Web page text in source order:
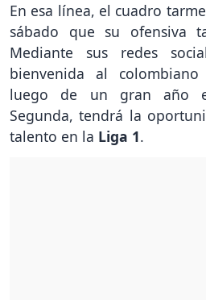
En esa línea, el cuadro
sábado que su ofensiva
Mediante sus redes
bienvenida al
luego de un gran año
Segunda, tendrá la
talento en la Liga 1.